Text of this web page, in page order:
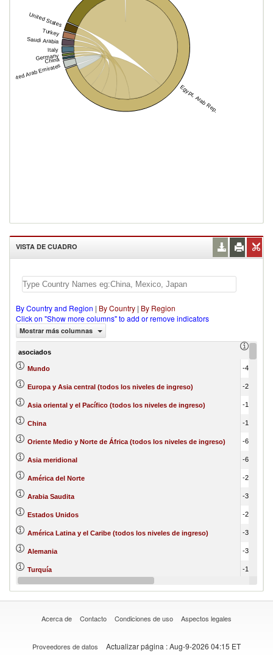
Egypt, Arab Rep.
United Arab Emirates
China
Germany
Italy
Saudi Arabia
Turkey
United States
VISTA DE CUADRO
By Country and Region | By Country | By Region
Click on "Show more columns" to add or remove indicators
Mostrar más columnas
asociados
Mundo
Europa y Asia central (todos los niveles de ingreso)
Asia oriental y el Pacífico (todos los niveles de ingreso)
China
Oriente Medio y Norte de África (todos los niveles de ingreso)
Asia meridional
América del Norte
Arabia Saudita
Estados Unidos
América Latina y el Caribe (todos los niveles de ingreso)
Alemania
Turquía
-3,195,553.02
Acerca de Contacto Condiciones de uso Aspectos legales
Proveedores de datos Actualizar página : Aug-9-2026 04:15 ET